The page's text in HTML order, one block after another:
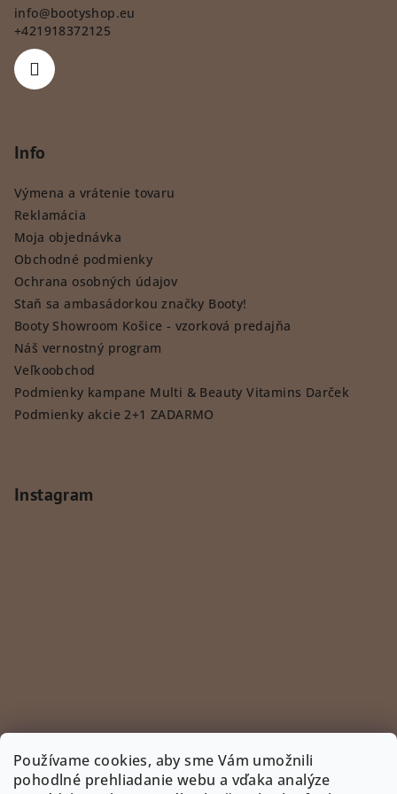
Používame cookies, aby sme Vám umožnili
pohodlné prehliadanie webu a vďaka analýze
info@bootyshop.eu
+421918372125
Info
Výmena a vrátenie tovaru
Reklamácia
Moja objednávka
Obchodné podmienky
Ochrana osobných údajov
Staň sa ambasádorkou značky Booty!
Booty Showroom Košice - vzorková predajňa
Náš vernostný program
Veľkoobchod
Podmienky kampane Multi & Beauty Vitamins Darček
Podmienky akcie 2+1 ZADARMO
Instagram